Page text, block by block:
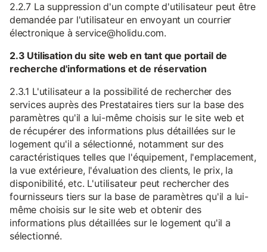
2.2.7 La suppression d'un compte d'utilisateur peut être
demandée par l'utilisateur en envoyant un courrier
électronique à service@holidu.com.
2.3 Utilisation du site web en tant que portail de
recherche d'informations et de réservation
2.3.1 L'utilisateur a la possibilité de rechercher des
services auprès des Prestataires tiers sur la base des
paramètres qu'il a lui-même choisis sur le site web et
de récupérer des informations plus détaillées sur le
logement qu'il a sélectionné, notamment sur des
caractéristiques telles que l'équipement, l'emplacement,
la vue extérieure, l'évaluation des clients, le prix, la
disponibilité, etc. L'utilisateur peut rechercher des
fournisseurs tiers sur la base de paramètres qu'il a lui-
même choisis sur le site web et obtenir des
informations plus détaillées sur le logement qu'il a
sélectionné.